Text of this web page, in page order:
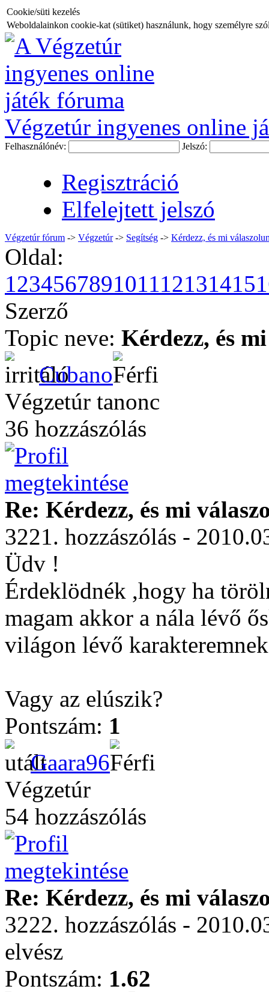
Cookie/süti kezelés
Weboldalainkon cookie-kat (sütiket) használunk, hogy személyre
Végzetúr ingyenes online
Felhasználónév: Jelszó:
Regisztráció
Elfelejtett jelszó
Végzetúr fórum -> Végzetúr-> Segítség -> Kérdezz, és mi
Oldal:
123456789101112131415
Szerző
Topic neve: Kérdezz, és
Cubano
Végzetúr tanonc
36 hozzászólás
Re: Kérdezz, és mi
3221. hozzászólás -
Üdv !
Érdeklödnék ,hogy ha
magam akkor a nála lévő
világon lévő
Vagy az elúszik?
Pontszám: 1
Gaara96
Végzetúr
54 hozzászólás
Re: Kérdezz, és mi
3222. hozzászólás -
elvész
Pontszám: 1.62